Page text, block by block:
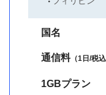
国名
通信料（1日/税込
1GBプラン